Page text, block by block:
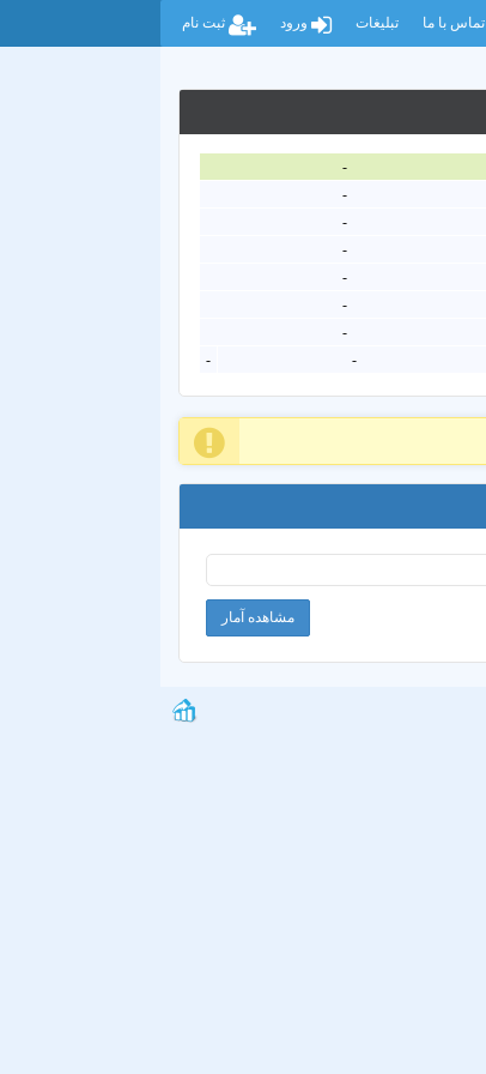
تماس با ما تبلیغات ورود ثبت نام
-
-
-
-
-
-
-
-
-